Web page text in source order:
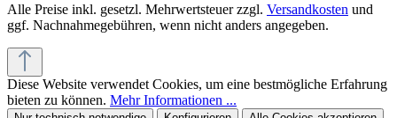
Alle Preise inkl. gesetzl. Mehrwertsteuer zzgl. Versandkosten und
ggf. Nachnahmegebühren, wenn nicht anders angegeben.
Diese Website verwendet Cookies, um eine bestmögliche Erfahrung
bieten zu können. Mehr Informationen ...